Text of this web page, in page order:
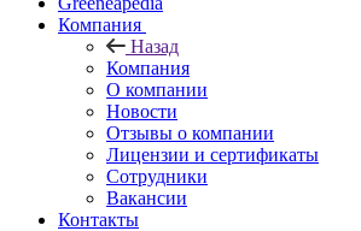
Компания
Назад
Компания
О компании
Новости
Отзывы о компании
Лицензии и сертификаты
Сотрудники
Вакансии
Контакты